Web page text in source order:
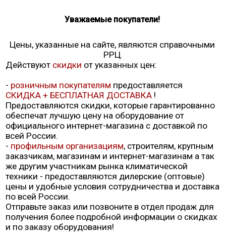
Уважаемые покупатели!
Цены, указанные на сайте, являются справочными
РРЦ.
Действуют скидки от указанных цен:
- розничным покупателям предоставляется
СКИДКА + БЕСПЛАТНАЯ ДОСТАВКА !
Предоставляются скидки, которые гарантированно
обеспечат лучшую цену на оборудование от
официального интернет-магазина с доставкой по
всей России.
- профильным организациям, строителям, крупным
заказчикам, магазинам и интернет-магазинам а так
же другим участникам рынка климатической
техники - предоставляются дилерские (оптовые)
цены и удобные условия сотрудничества и доставка
по всей России.
Отправьте заказ или позвоните в отдел продаж для
получения более подробной информации о скидках
и по заказу оборудования!